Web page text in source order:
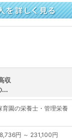
収
...
育園の栄養士・管理栄養
円 ～ 231,100円